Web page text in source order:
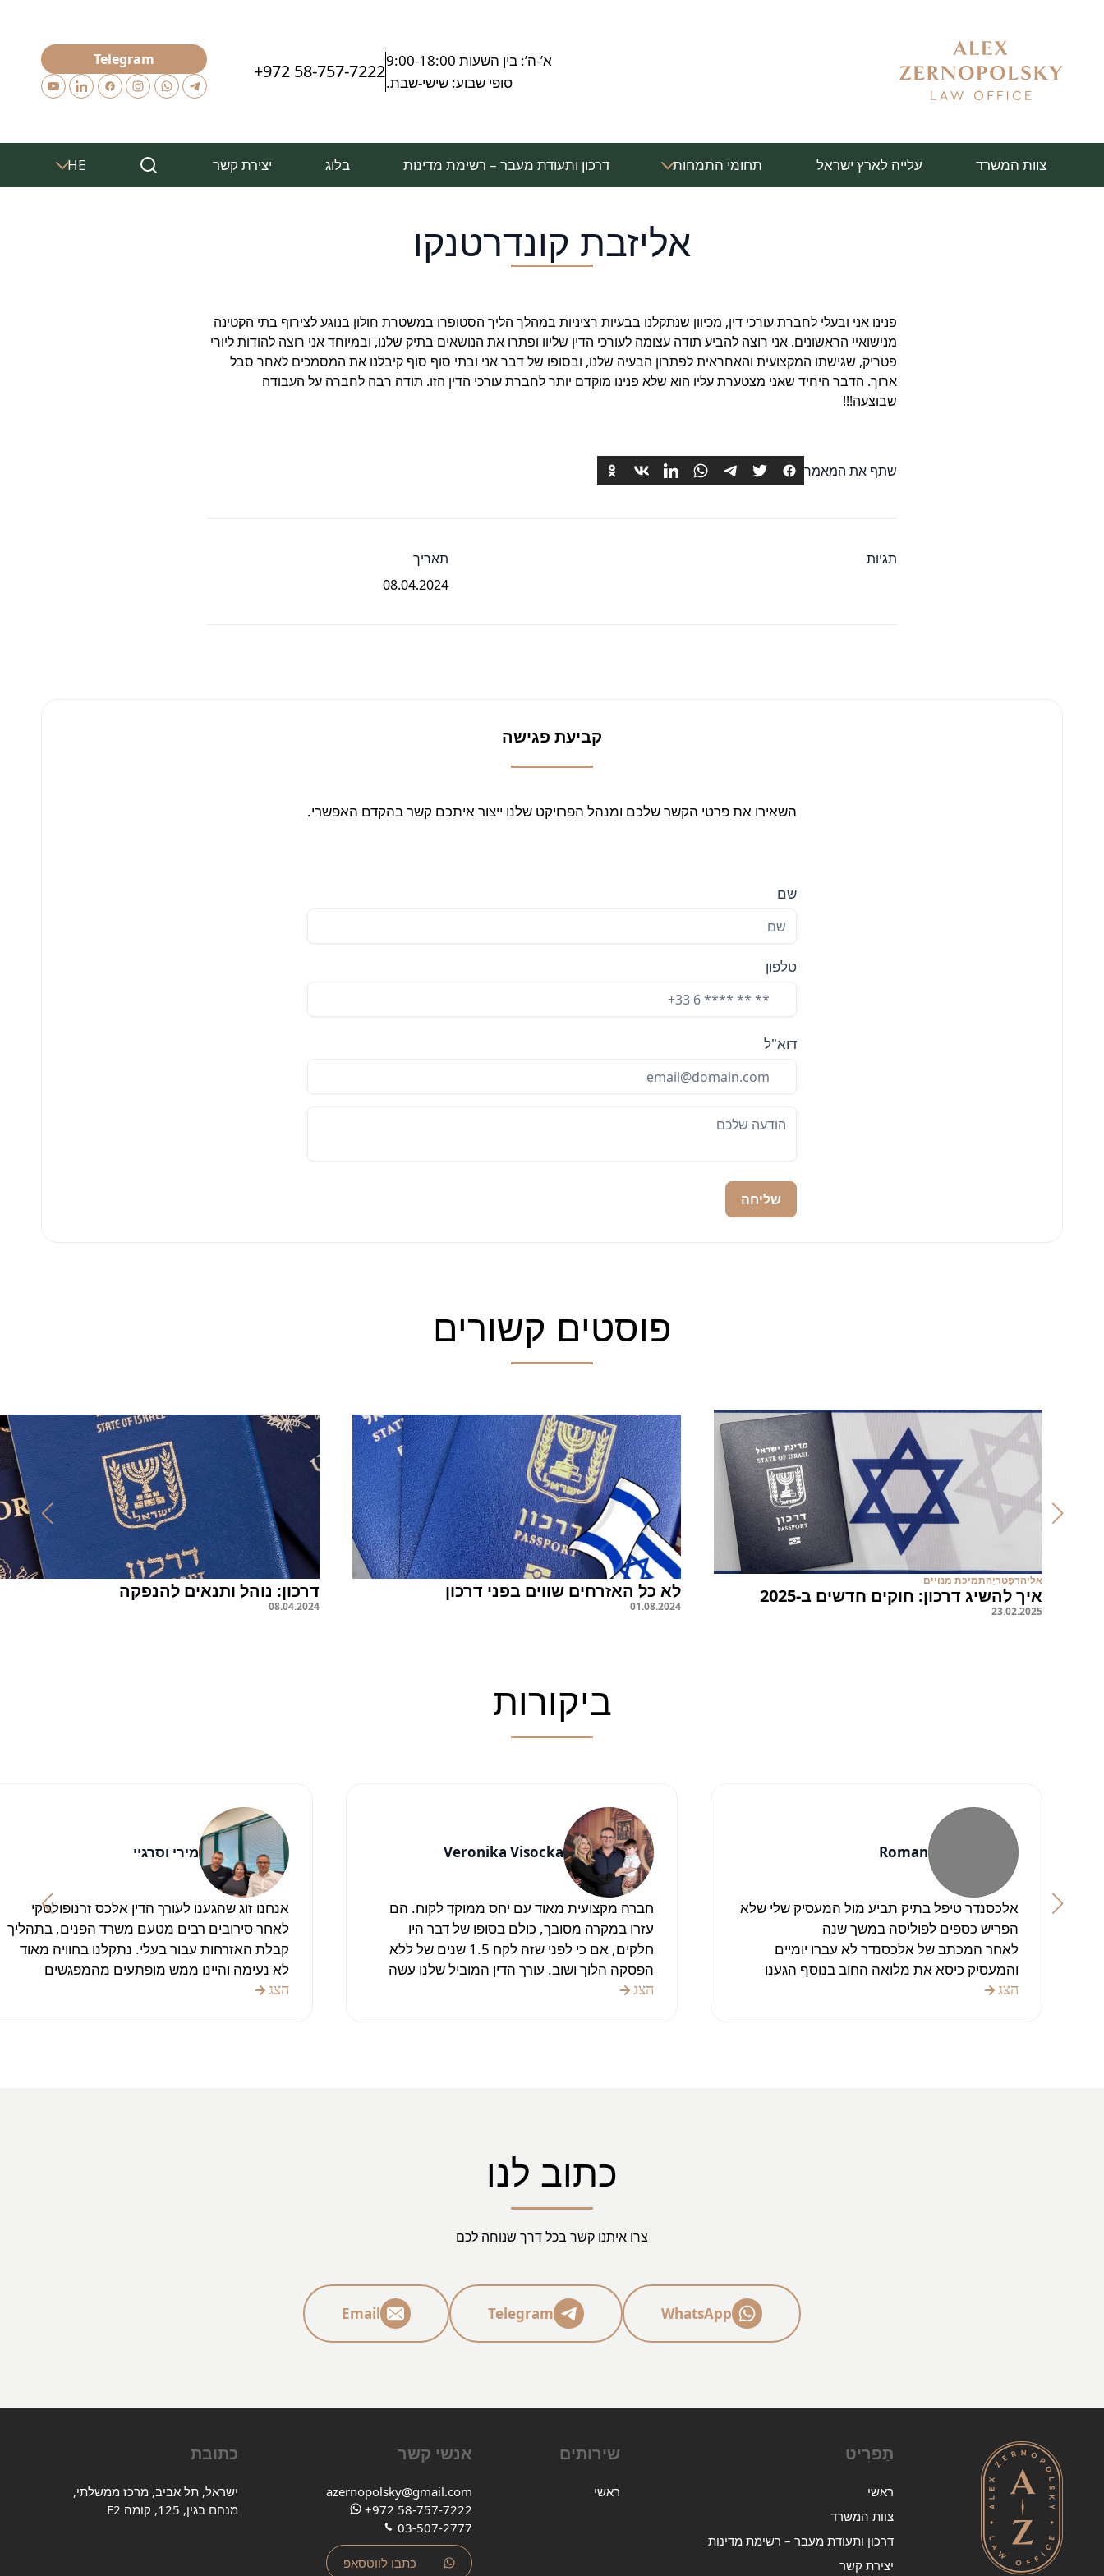
א’-ה’: בין השעות 9:00-18:00
סופי שבוע: שישי-שבת.
+972 58-757-7222
Telegram
צוות המשרד עלייה לארץ ישראל תחומי התמחות דרכון ותעודת מעבר – רשימת מדינות בלוג יצירת קשר HE
אליזבת קונדרטנקו
פנינו אני ובעלי לחברת עורכי דין, מכיוון שנתקלנו בבעיות רציניות במהלך הליך הסטופרו במשטרת חולון בנוגע לצירוף בתי הקטינה
מנישואיי הראשונים. אני רוצה להביע תודה עצומה לעורכי הדין שליוו ופתרו את הנושאים בתיק שלנו, ובמיוחד אני רוצה להודות ליורי
פטריק, שגישתו המקצועית והאחראית לפתרון הבעיה שלנו, ובסופו של דבר אני ובתי סוף סוף קיבלנו את המסמכים לאחר סבל
ארוך. הדבר היחיד שאני מצטערת עליו הוא שלא פנינו מוקדם יותר לחברת עורכי הדין הזו. תודה רבה לחברה על העבודה
שבוצעה!!!
שתף את המאמר
תגיות
תאריך
08.04.2024
קביעת פגישה
השאירו את פרטי הקשר שלכם ומנהל הפרויקט שלנו ייצור איתכם קשר בהקדם האפשרי.
שם
טלפון
דוא"ל
שליחה
פוסטים קשורים
אליהרִפָּטרִיָּהתמיכת מנויים
איך להשיג דרכון: חוקים חדשים ב-2025
23.02.2025
לא כל האזרחים שווים בפני דרכון
01.08.2024
דרכון: נוהל ותנאים להנפקה
08.04.2024
ביקורות
Roman
אלכסנדר טיפל בתיק תביע מול המעסיק שלי שלא
הפריש כספים לפוליסה במשך שנה
לאחר המכתב של אלכסנדר לא עברו יומיים
והמעסיק כיסא את מלואה החוב בנוסף הגענו
לתביע בבית המשפט על השתתפות בסכום
הצג
Veronika Visocka
חברה מקצועית מאוד עם יחס ממוקד לקוח. הם
עזרו במקרה מסובך, כולם בסופו של דבר היו
חלקים, אם כי לפני שזה לקח 1.5 שנים של ללא
הפסקה הלוך ושוב. עורך הדין המוביל שלנו עשה
את כל ההכנות, ההתייעצויות והניירת.
הצג
מירי וסרגיי
אנחנו זוג שהגענו לעורך הדין אלכס זרנופולסקי
לאחר סירובים רבים מטעם משרד הפנים, בתהליך
קבלת האזרחות עבור בעלי. נתקלנו בחוויה מאוד
לא נעימה והיינו ממש מופתעים מהמפגשים
החוזרים ונשנים עם פקידים שלא היו רגישים
הצג
כתוב לנו
צרו איתנו קשר בכל דרך שנוחה לכם
WhatsApp
Telegram
Email
תַפרִיט
ראשי
צוות המשרד
דרכון ותעודת מעבר – רשימת מדינות
יצירת קשר
שירותים
ראשי
אנשי קשר
azernopolsky@gmail.com
+972 58-757-7222
03-507-2777
כתבו לווטסאפ
כתובת
ישראל, תל אביב, מרכז ממשלתי,
מנחם בגין, 125, קומה E2